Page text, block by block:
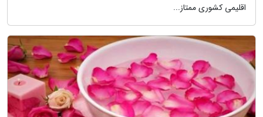
اقلیمی کشوری ممتاز...